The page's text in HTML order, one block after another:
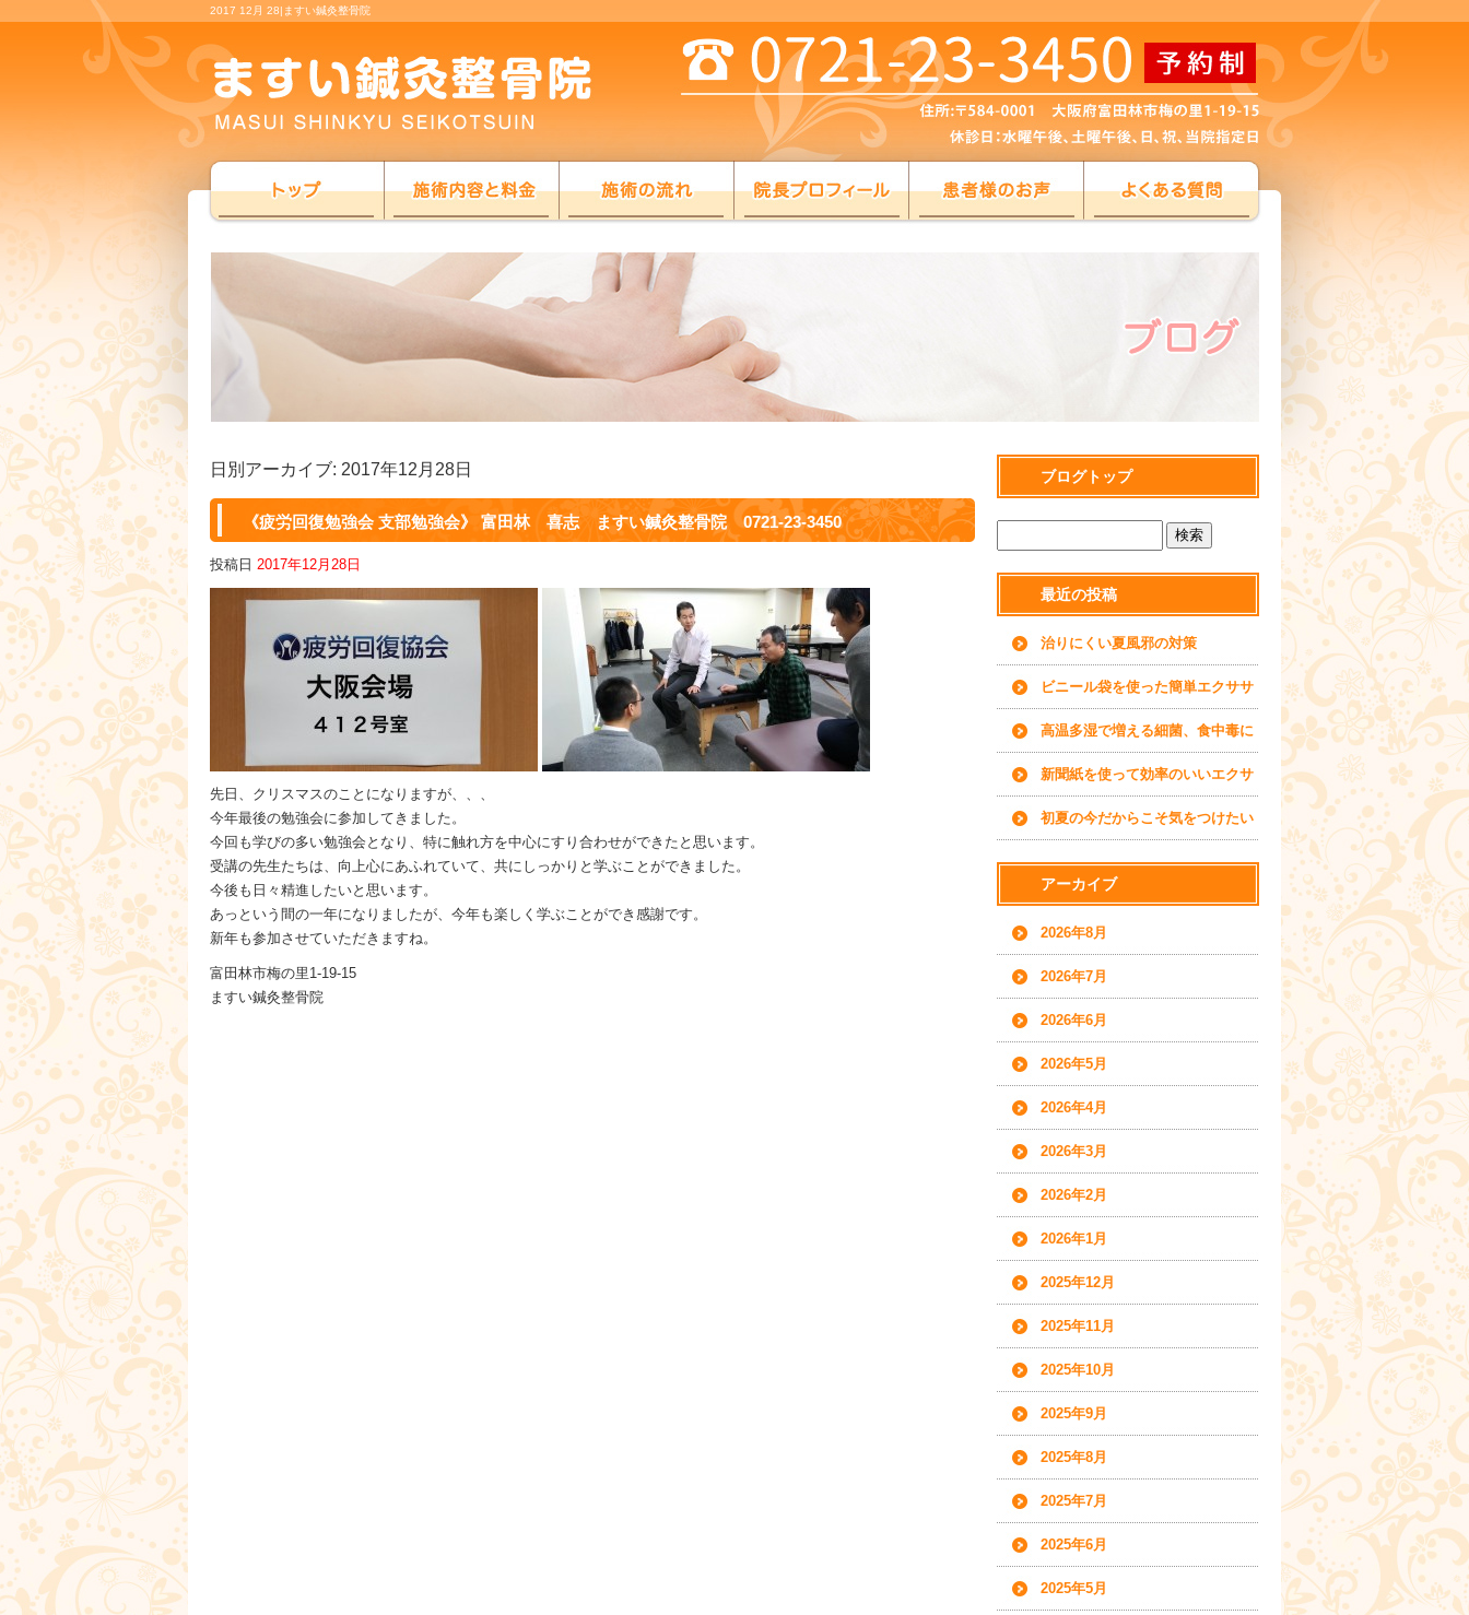
2017 12月 28|ますい鍼灸整骨院
日別アーカイブ: 2017年12月28日
《疲労回復勉強会 支部勉強会》 富田林 喜志 ますい鍼灸整骨院 0721-23-3450
投稿日 2017年12月28日
先日、クリスマスのことになりますが、、、
今年最後の勉強会に参加してきました。
今回も学びの多い勉強会となり、特に触れ方を中心にすり合わせができたと思います。
受講の先生たちは、向上心にあふれていて、共にしっかりと学ぶことができました。
今後も日々精進したいと思います。
あっという間の一年になりましたが、今年も楽しく学ぶことができ感謝です。
新年も参加させていただきますね。
富田林市梅の里1-19-15
ますい鍼灸整骨院
ブログトップ
最近の投稿
治りにくい夏風邪の対策
ビニール袋を使った簡単エクササ
イズ
高温多湿で増える細菌、食中毒に
ご用心
新聞紙を使って効率のいいエクサ
サイズを
初夏の今だからこそ気をつけたい
水分補給について
アーカイブ
2026年8月
2026年7月
2026年6月
2026年5月
2026年4月
2026年3月
2026年2月
2026年1月
2025年12月
2025年11月
2025年10月
2025年9月
2025年8月
2025年7月
2025年6月
2025年5月